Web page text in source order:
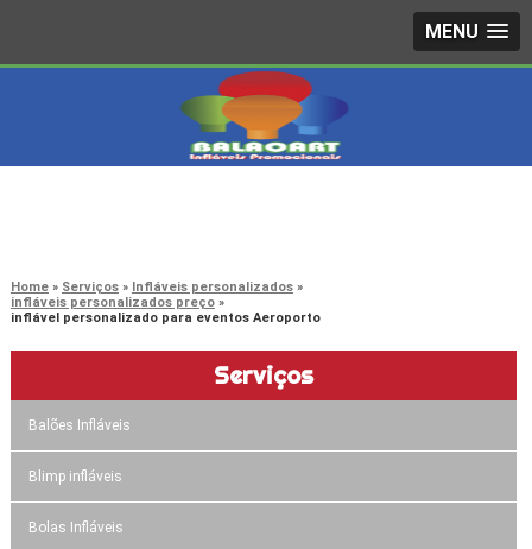
MENU
Home Serviços
Infláveis personalizados
infláveis personalizados preço
inflável personalizado para eventos Aeroporto
Serviços
Balões Infláveis
Blimp infláveis
Bolas Infláveis